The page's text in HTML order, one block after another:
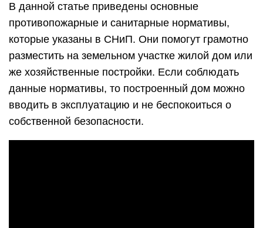
В данной статье приведены основные
противопожарные и санитарные нормативы,
которые указаны в СНиП. Они помогут грамотно
разместить на земельном участке жилой дом или
же хозяйственные постройки. Если соблюдать
данные нормативы, то построенный дом можно
вводить в эксплуатацию и не беспокоиться о
собственной безопасности.